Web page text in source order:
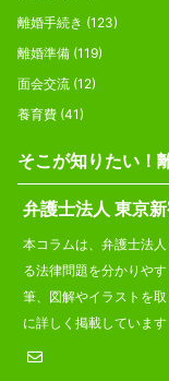
離婚手続き (123)
離婚準備 (119)
面会交流 (12)
養育費 (41)
そこが知りたい！
弁護士法人 東京
本コラムは、弁護士法
る法律問題を分かりや
筆、図解やイラストを
に詳しく掲載しています